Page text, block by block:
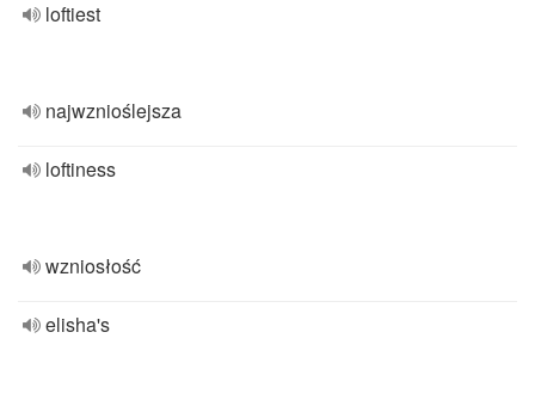
loftiest
najwznioślejsza
loftiness
wzniosłość
elisha's